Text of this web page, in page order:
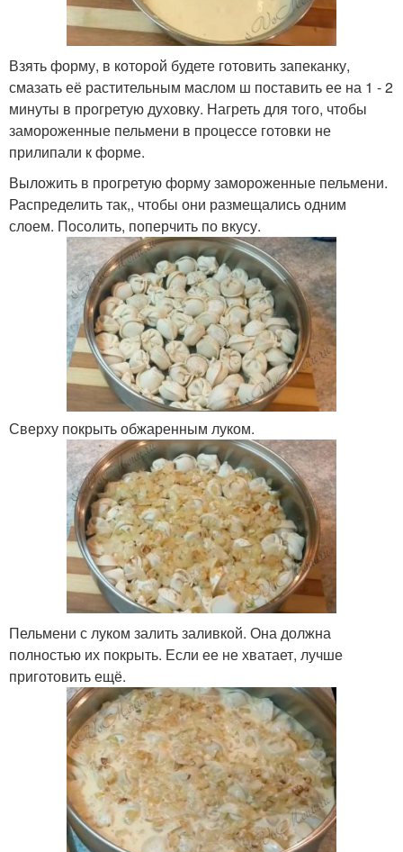
Взять форму, в которой будете готовить запеканку,
смазать её растительным маслом ш поставить ее на 1 - 2
минуты в прогретую духовку. Нагреть для того, чтобы
замороженные пельмени в процессе готовки не
прилипали к форме.
Выложить в прогретую форму замороженные пельмени.
Распределить так,, чтобы они размещались одним
слоем. Посолить, поперчить по вкусу.
Сверху покрыть обжаренным луком.
Пельмени с луком залить заливкой. Она должна
полностью их покрыть. Если ее не хватает, лучше
приготовить ещё.